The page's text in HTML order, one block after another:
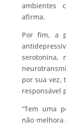
ambientes
afirma.
Por fim, a
serotonina,
por sua vez,
responsável
“Tem uma
não melhora